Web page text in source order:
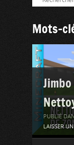
Mots-
PUBLIÉ
LAISSER